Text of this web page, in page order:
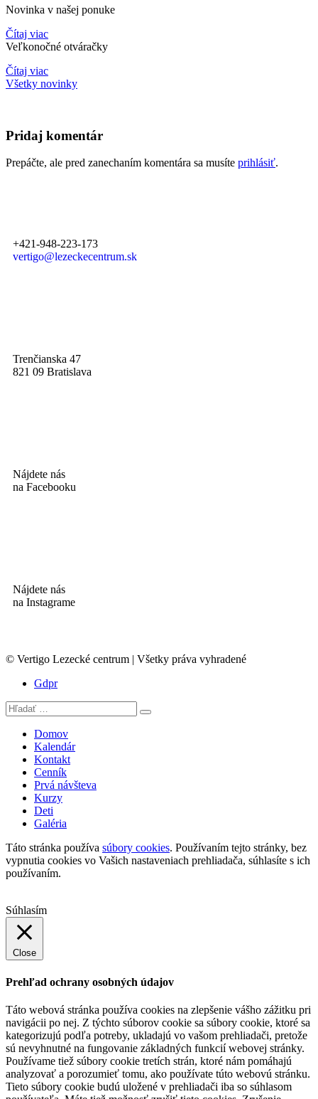
Novinka v našej ponuke
Čítaj viac
Veľkonočné otváračky
Čítaj viac
Všetky novinky
Pridaj komentár
Prepáčte, ale pred zanechaním komentára sa musíte prihlásiť.
+421-948-223-173
vertigo@lezeckecentrum.sk
Trenčianska 47
821 09 Bratislava
Nájdete nás
na Facebooku
Nájdete nás
na Instagrame
© Vertigo Lezecké centrum | Všetky práva vyhradené
Gdpr
Domov
Kalendár
Kontakt
Cenník
Prvá návšteva
Kurzy
Deti
Galéria
Táto stránka používa súbory cookies. Používaním tejto stránky, bez
vypnutia cookies vo Vašich nastaveniach prehliadača, súhlasíte s ich
používaním.
Súhlasím
Close
Prehľad ochrany osobných údajov
Táto webová stránka používa cookies na zlepšenie vášho zážitku pri
navigácii po nej. Z týchto súborov cookie sa súbory cookie, ktoré sa
kategorizujú podľa potreby, ukladajú vo vašom prehliadači, pretože
sú nevyhnutné na fungovanie základných funkcií webovej stránky.
Používame tiež súbory cookie tretích strán, ktoré nám pomáhajú
analyzovať a porozumieť tomu, ako používate túto webovú stránku.
Tieto súbory cookie budú uložené v prehliadači iba so súhlasom